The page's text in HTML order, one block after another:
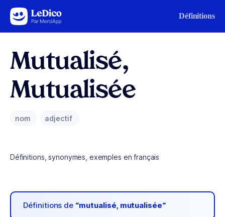
Aller au contenu Définitions
Mutualisé,
Mutualisée
nom adjectif
Définitions, synonymes, exemples en français
Définitions de “mutualisé, mutualisée“